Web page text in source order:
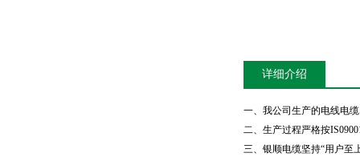
详细介绍
一、我公司生产的电线电
二、生产过程严格按
三、银顺电缆坚持“用户至